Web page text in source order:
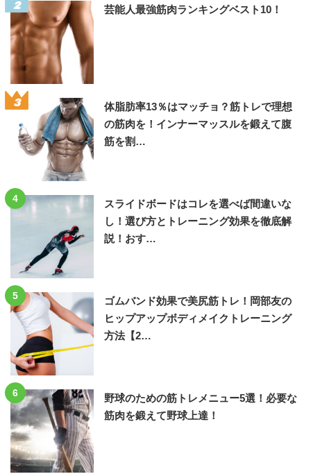
2 芸能人最強筋肉ランキングベスト10！
3
体脂肪率13％はマッチョ？筋トレで理想
の筋肉を！インナーマッスルを鍛えて腹
筋を割…
4
スライドボードはコレを選べば間違いな
し！選び方とトレーニング効果を徹底解
説！おす…
5
ゴムバンド効果で美尻筋トレ！岡部友の
ヒップアップボディメイクトレーニング
方法【2…
6
野球のための筋トレメニュー5選！必要な
筋肉を鍛えて野球上達！